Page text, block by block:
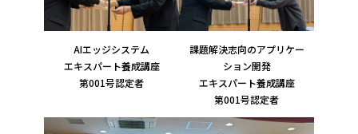
AIエッジシステム
エキスパート養成講座
第001号認定者
課題解決志向のアプリケー
ション開発
エキスパート養成講座
第001号認定者